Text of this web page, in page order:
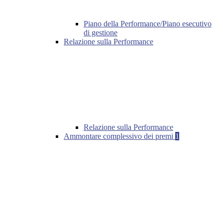
Piano della Performance/Piano esecutivo
di gestione
Relazione sulla Performance
Relazione sulla Performance
Ammontare complessivo dei premi 1